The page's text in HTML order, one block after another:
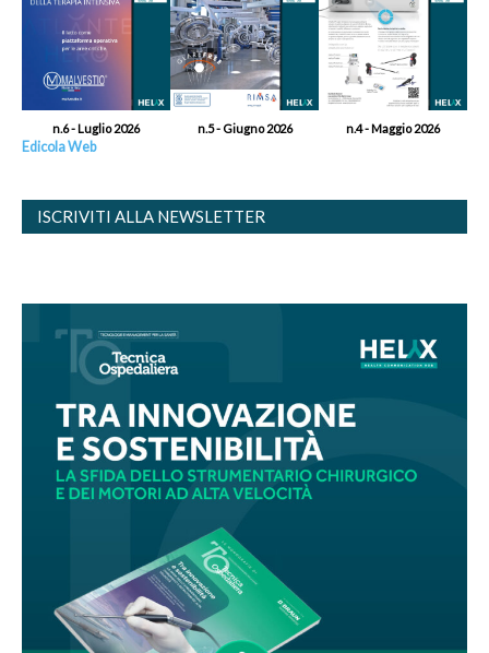
n.6 - Luglio 2026 n.5 - Giugno 2026 n.4 - Maggio 2026
Edicola Web
ISCRIVITI ALLA NEWSLETTER